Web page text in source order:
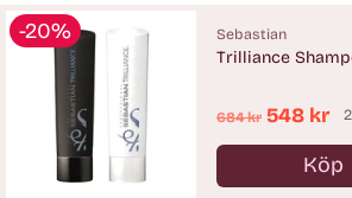
-20% Sebastian
Trilliance
Ordinarie
pris
684 kr 548 kr
Köp
Antal